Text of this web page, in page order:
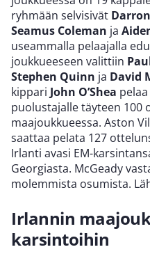
ryhmään selvisivät
Seamus Coleman ja
useammalla pelaajalla
joukkueeseen valittiin
Stephen Quinn ja David
kippari John O’Shea
puolustajalle täyteen 100
maajoukkueessa. Aston
saattaa pelata 127
Irlanti avasi EM-
Georgiasta. McGeady
molemmista osumista.
Irlannin
karsintoihin